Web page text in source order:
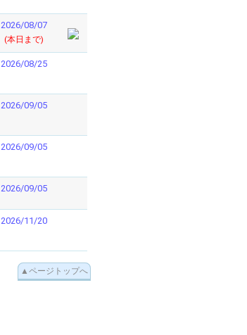
2026/08/07
(本日まで)
2026/08/25
2026/09/05
2026/09/05
2026/09/05
2026/11/20
▲ページトップへ